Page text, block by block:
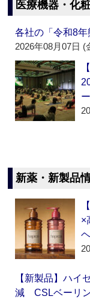
医療機器・化
各社の「令和8年
2026年08月07日 (
新薬・新製品
×
【新製品】ハイ
減 CSLベーリ